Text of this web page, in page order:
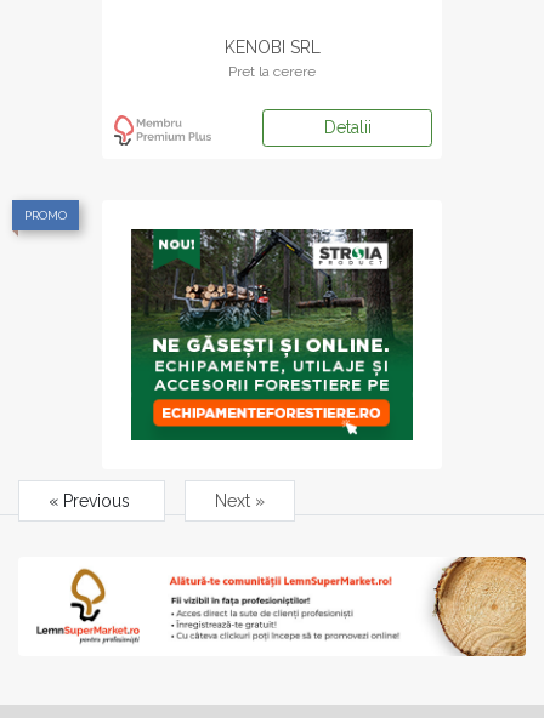
KENOBI SRL
Pret la cerere
Detalii
PROMO
« Previous Next »